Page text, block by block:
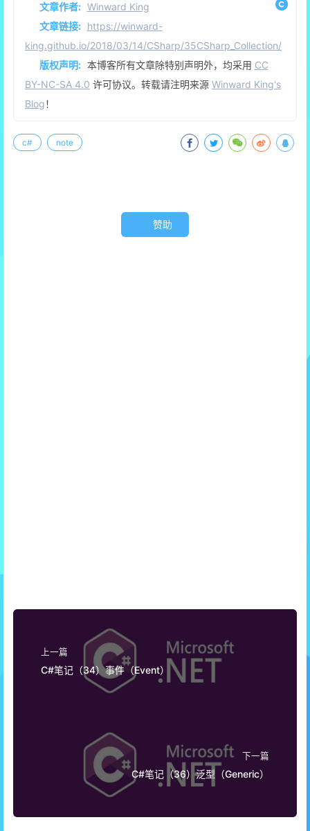
文章作者: Winward King
文章链接: https://winward-
king.github.io/2018/03/14/CSharp/35CSharp_Collection/
版权声明: 本博客所有文章除特别声明外，均采用 CC
BY-NC-SA 4.0 许可协议。转载请注明来源 Winward King's
Blog！
c# note
赞助
上一篇
C#笔记（34）事件（Event）
下一篇
C#笔记（36）泛型（Generic）